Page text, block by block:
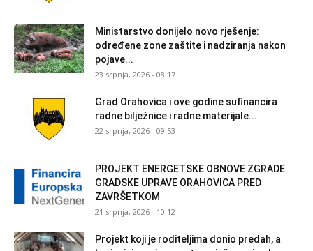
Ministarstvo donijelo novo rješenje:
određene zone zaštite i nadziranja nakon
pojave...
23 srpnja, 2026 - 08:17
Grad Orahovica i ove godine sufinancira
radne bilježnice i radne materijale...
22 srpnja, 2026 - 09:53
PROJEKT ENERGETSKE OBNOVE ZGRADE
GRADSKE UPRAVE ORAHOVICA PRED
ZAVRŠETKOM
21 srpnja, 2026 - 10:12
Projekt koji je roditeljima donio predah, a